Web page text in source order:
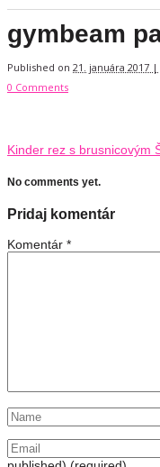
gymbeam
Published on 21. januára 2017 |
0 Comments
Kinder rez s brusnicovým
No comments yet.
Pridaj komentár
Komentár *